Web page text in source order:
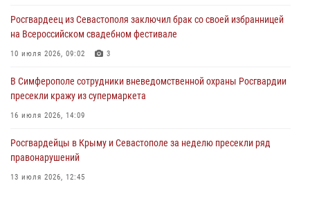
30 июля 2026, 12:13
Росгвардеец из Севастополя заключил брак со своей избранницей
на Всероссийском свадебном фестивале
10 июля 2026, 09:02 3
В Симферополе сотрудники вневедомственной охраны Росгвардии
пресекли кражу из супермаркета
16 июля 2026, 14:09
Росгвардейцы в Крыму и Севастополе за неделю пресекли ряд
правонарушений
13 июля 2026, 12:45